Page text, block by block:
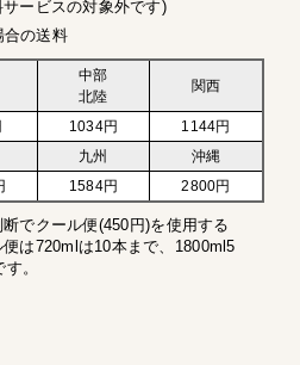
ービスの対象外です)
の送料
中部
北陸
関西
1034円
1144円
九州
沖縄
1584円 2800円
でクール便(450円)を使用する
は720mlは10本まで、1800ml5
。